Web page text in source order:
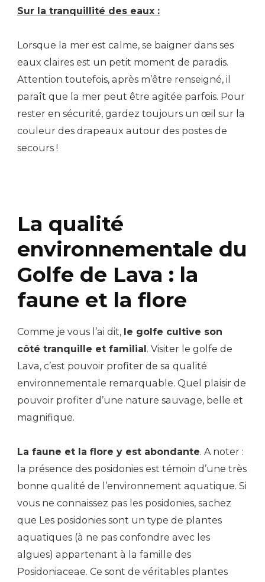
Sur la tranquillité des eaux :
Lorsque la mer est calme, se baigner dans ses
eaux claires est un petit moment de paradis.
Attention toutefois, après m’être renseigné, il
paraît que la mer peut être agitée parfois. Pour
rester en sécurité, gardez toujours un œil sur la
couleur des drapeaux autour des postes de
secours !
La qualité
environnementale du
Golfe de Lava : la
faune et la flore
Comme je vous l’ai dit, le golfe cultive son
côté tranquille et familial. Visiter le golfe de
Lava, c’est pouvoir profiter de sa qualité
environnementale remarquable. Quel plaisir de
pouvoir profiter d’une nature sauvage, belle et
magnifique.
La faune et la flore y est abondante. A noter :
la présence des posidonies est témoin d’une très
bonne qualité de l’environnement aquatique. Si
vous ne connaissez pas les posidonies, sachez
que Les posidonies sont un type de plantes
aquatiques (à ne pas confondre avec les
algues) appartenant à la famille des
Posidoniaceae. Ce sont de véritables plantes